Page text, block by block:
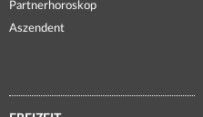
Partnerhoroskop
Aszendent